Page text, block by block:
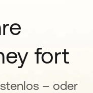
fort
– oder